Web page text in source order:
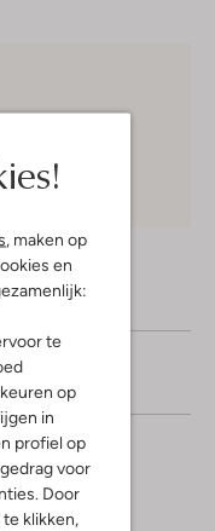
, maken op
en
te
op
in
profiel op
voor
Door
klikken,